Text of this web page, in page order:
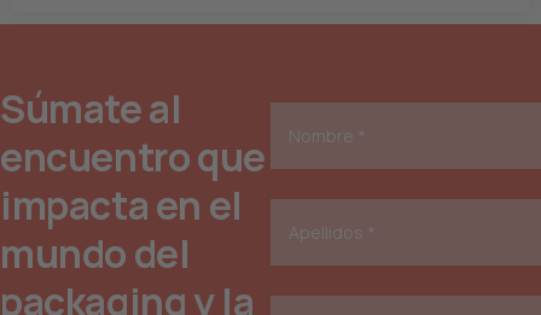
Súmate al
encuentro que
impacta en el
mundo del
packaging y la